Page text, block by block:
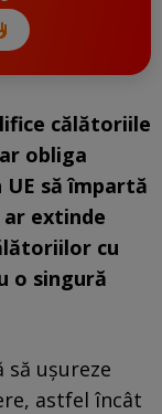
călătoriile
obliga
să împartă
extinde
cu
o singură
ușureze
astfel încât